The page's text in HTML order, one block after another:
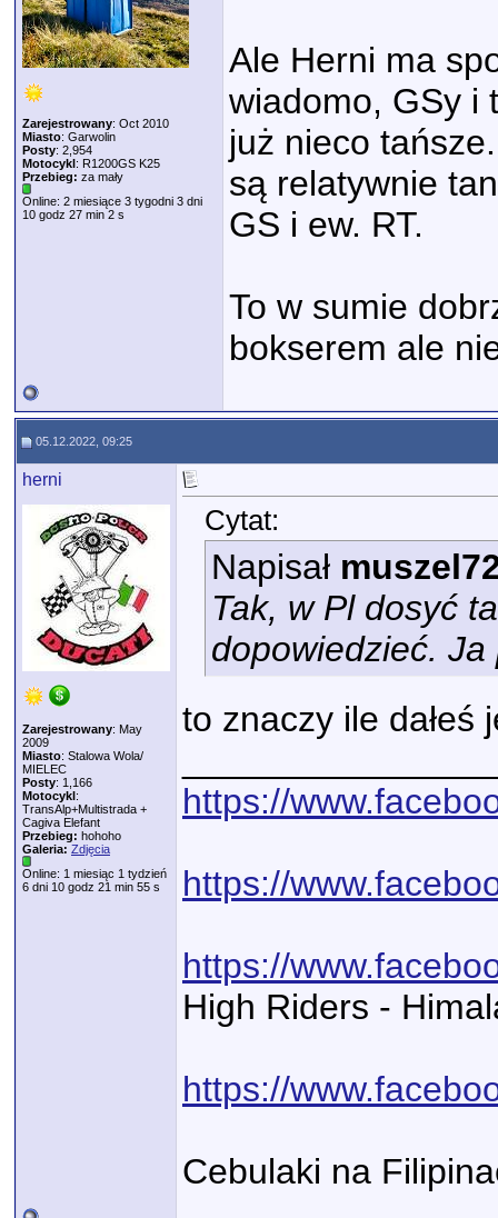
Zarejestrowany: Oct 2010
Miasto: Garwolin
Posty: 2,954
Motocykl: R1200GS K25
Przebieg: za mały
Online: 2 miesiące 3 tygodni 3 dni
10 godz 27 min 2 s
Ale Herni ma
wiadomo, GSy i
już nieco
są relatywnie
GS i ew. RT.
To w sumie
bokserem ale
05.12.2022, 09:25
herni
Zarejestrowany: May
2009
Miasto: Stalowa Wola/
MIELEC
Posty: 1,166
Motocykl:
TransAlp+Multistrada +
Cagiva Elefant
Przebieg: hohoho
Galeria: Zdjęcia
Online: 1 miesiąc 1 tydzień
6 dni 10 godz 21 min 55 s
Cytat:
Napisał
Tak, w Pl dosyć
dopowiedzieć. Ja
to znaczy ile dałeś
https://
https://
https://
High Riders -
https://
Cebulaki na